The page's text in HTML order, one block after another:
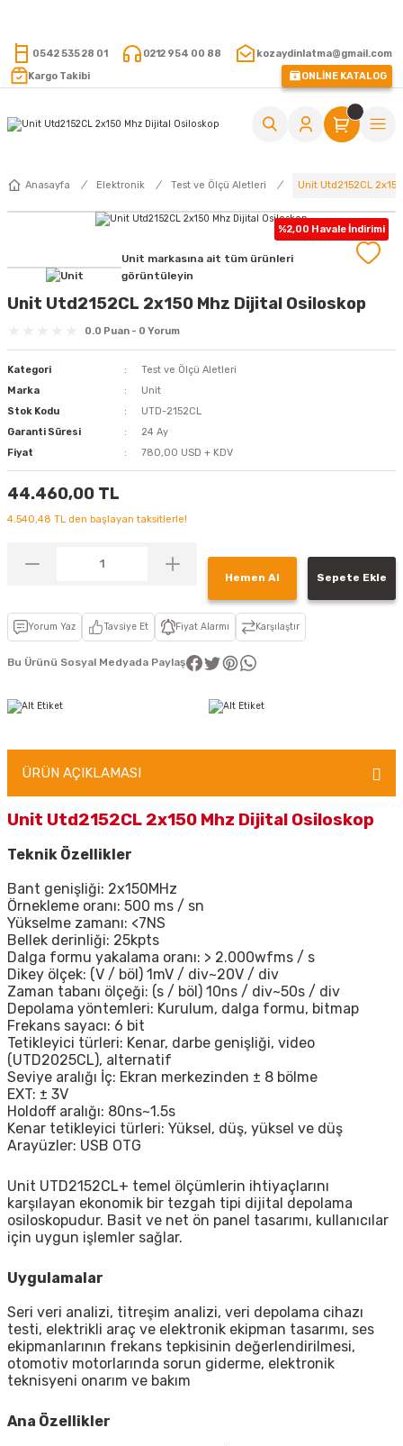
0542 535 28 01 0212 954 00 88
kozaydinlatma@gmail.com
Kargo Takibi
ONLİNE KATALOG
Anasayfa Elektronik Test ve Ölçü Aletleri Unit Utd2152CL
%2,00 Havale İndirimi
Unit markasına ait tüm ürünleri
görüntüleyin
Unit Utd2152CL 2x150 Mhz Dijital Osiloskop
0.0 Puan - 0 Yorum
Kategori
Test ve Ölçü Aletleri
Marka
Unit
Stok Kodu
UTD-2152CL
Garanti Süresi
24 Ay
Fiyat
780,00 USD + KDV
44.460,00 TL
4.540,48 TL den başlayan taksitlerle!
Hemen Al Sepete Ekle
Yorum Yaz Tavsiye Et Fiyat Alarmı Karşılaştır
Bu Ürünü Sosyal Medyada Paylaş
ÜRÜN AÇIKLAMASI
Unit Utd2152CL 2x150 Mhz Dijital Osiloskop
Teknik Özellikler
Bant genişliği: 2x150MHz
Örnekleme oranı: 500 ms / sn
Yükselme zamanı: <7NS
Bellek derinliği: 25kpts
Dalga formu yakalama oranı: > 2.000wfms / s
Dikey ölçek: (V / böl) 1mV / div~20V / div
Zaman tabanı ölçeği: (s / böl) 10ns / div~50s / div
Depolama yöntemleri: Kurulum, dalga formu, bitmap
Frekans sayacı: 6 bit
Tetikleyici türleri: Kenar, darbe genişliği, video
(UTD2025CL), alternatif
Seviye aralığı İç: Ekran merkezinden ± 8 bölme
EXT: ± 3V
Holdoff aralığı: 80ns~1.5s
Kenar tetikleyici türleri: Yüksel, düş, yüksel ve düş
Arayüzler: USB OTG
Unit UTD2152CL+ temel ölçümlerin ihtiyaçlarını
karşılayan ekonomik bir tezgah tipi dijital depolama
osiloskopudur. Basit ve net ön panel tasarımı, kullanıcılar
için uygun işlemler sağlar.
Uygulamalar
Seri veri analizi, titreşim analizi, veri depolama cihazı
testi, elektrikli araç ve elektronik ekipman tasarımı, ses
ekipmanlarının frekans tepkisinin değerlendirilmesi,
otomotiv motorlarında sorun giderme, elektronik
teknisyeni onarım ve bakım
Ana Özellikler